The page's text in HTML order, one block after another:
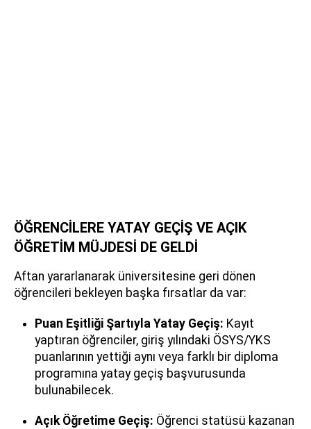
ÖĞRENCİLERE YATAY GEÇİŞ VE AÇIK
ÖĞRETİM MÜJDESİ DE GELDİ
Aftan yararlanarak üniversitesine geri dönen
öğrencileri bekleyen başka fırsatlar da var:
Puan Eşitliği Şartıyla Yatay Geçiş: Kayıt
yaptıran öğrenciler, giriş yılındaki ÖSYS/YKS
puanlarının yettiği aynı veya farklı bir diploma
programına yatay geçiş başvurusunda
bulunabilecek.
Açık Öğretime Geçiş: Öğrenci statüsü kazanan